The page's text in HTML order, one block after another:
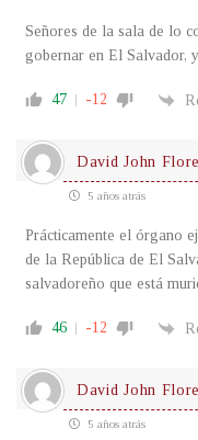
Señores de la sala de lo
gobernar en El Salvador,
47 -12
David John
5 años atrás
Prácticamente el órgano
de la República de El
salvadoreño que está
46 -12
David John
5 años atrás